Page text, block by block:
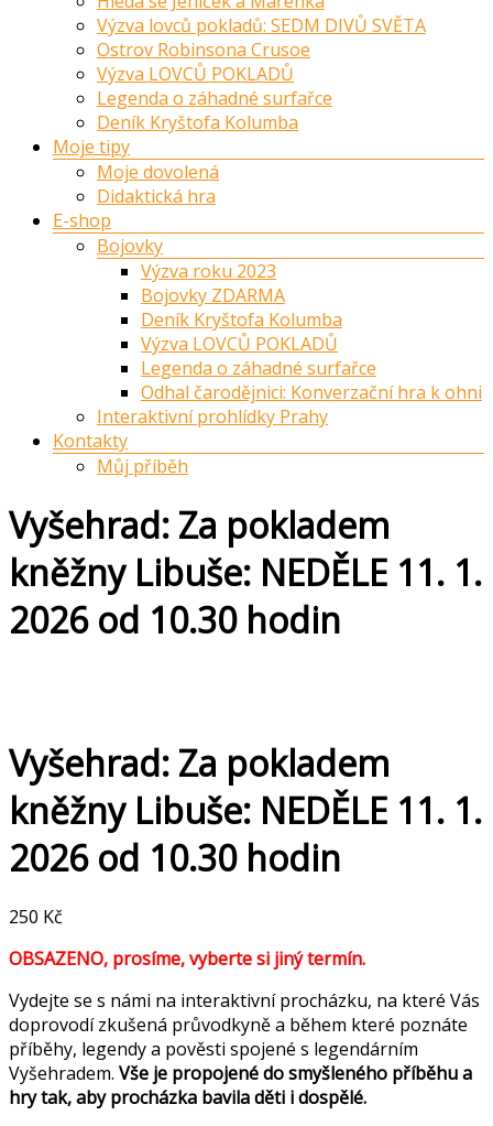
Výzva lovců pokladů: SEDM DIVŮ SVĚTA
Ostrov Robinsona Crusoe
Výzva LOVCŮ POKLADŮ
Legenda o záhadné surfařce
Deník Kryštofa Kolumba
Moje tipy
Moje dovolená
Didaktická hra
E-shop
Bojovky
Výzva roku 2023
Bojovky ZDARMA
Deník Kryštofa Kolumba
Výzva LOVCŮ POKLADŮ
Legenda o záhadné surfařce
Odhal čarodějnici: Konverzační hra k ohni
Interaktivní prohlídky Prahy
Kontakty
Můj příběh
Vyšehrad: Za pokladem
kněžny Libuše: NEDĚLE 11. 1.
2026 od 10.30 hodin
Vyšehrad: Za pokladem
kněžny Libuše: NEDĚLE 11. 1.
2026 od 10.30 hodin
250 Kč
OBSAZENO, prosíme, vyberte si jiný termín.
Vydejte se s námi na interaktivní procházku, na které Vás
doprovodí zkušená průvodkyně a během které poznáte
příběhy, legendy a pověsti spojené s legendárním
Vyšehradem. Vše je propojené do smyšleného příběhu a
hry tak, aby procházka bavila děti i dospělé.